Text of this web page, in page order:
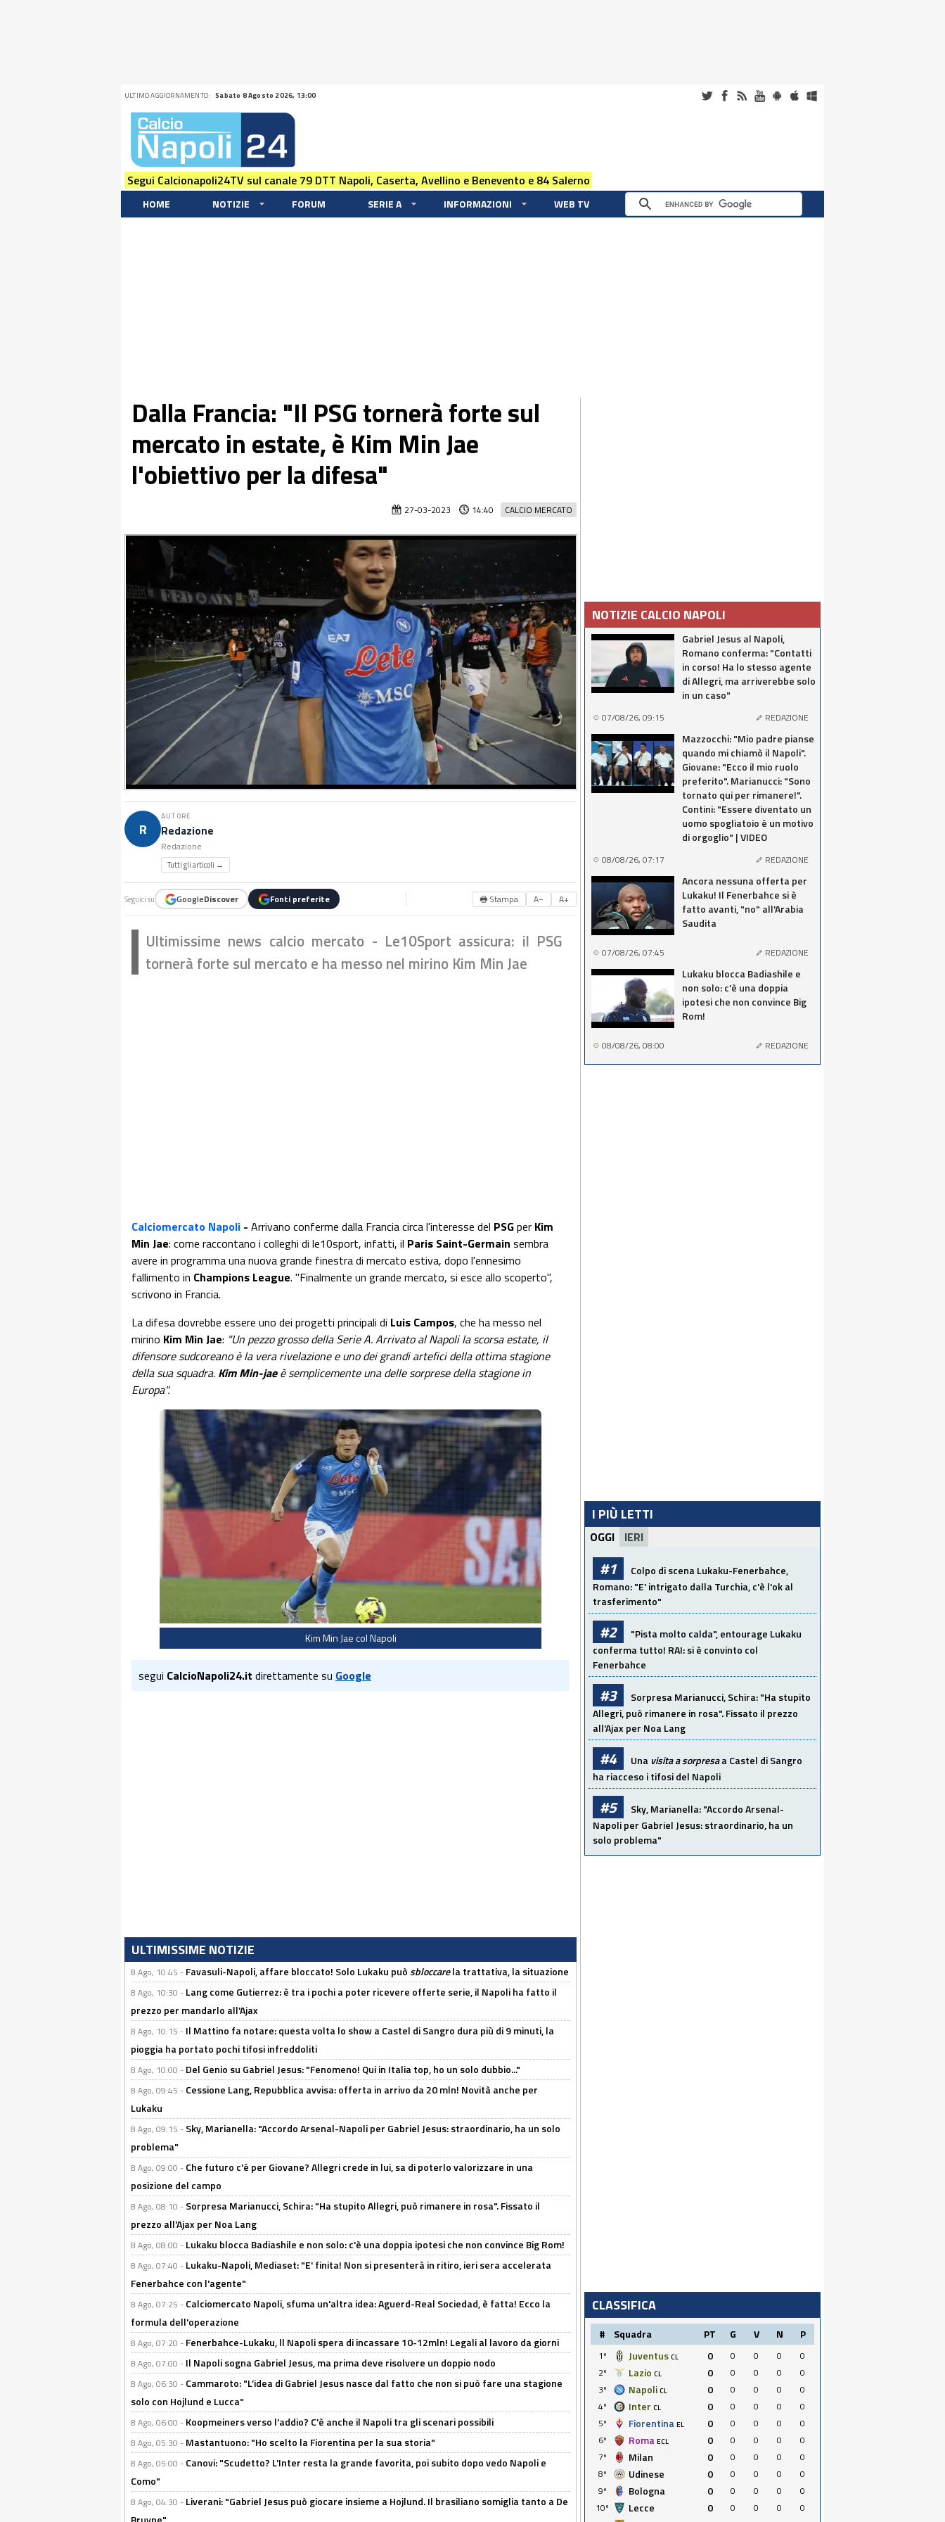
ULTIMO AGGIORNAMENTO: Sabato 8 Agosto 2026, 13:00
Segui Calcionapoli24TV sul canale 79 DTT Napoli, Caserta, Avellino e Benevento e 84 Salerno
HOME NOTIZIE FORUM SERIE A INFORMAZIONI WEB TV
Dalla Francia: "Il PSG tornerà forte sul
mercato in estate, è Kim Min Jae
l'obiettivo per la difesa"
CALCIO MERCATO
27-03-2023 14:40
R
AUTORE
Redazione
Redazione
Tutti gli articoli →
Seguici su GoogleDiscover Fonti preferite 🖶 Stampa A− A+
Ultimissime news calcio mercato - Le10Sport assicura: il PSG
tornerà forte sul mercato e ha messo nel mirino Kim Min Jae
Calciomercato Napoli - Arrivano conferme dalla Francia circa l'interesse del PSGper Kim
Min Jae: come raccontano i colleghi di le10sport, infatti, il Paris Saint-Germain sembra
avere in programma una nuova grande finestra di mercato estiva, dopo l'ennesimo
fallimento in Champions League. "Finalmente un grande mercato, si esce allo scoperto",
scrivono in Francia.
La difesa dovrebbe essere uno dei progetti principali di Luis Campos, che ha messo nel
mirino Kim Min Jae: "Un pezzo grosso della Serie A. Arrivato al Napoli la scorsa estate, il
difensore sudcoreano è la vera rivelazione e uno dei grandi artefici della ottima stagione
della sua squadra. Kim Min-jaeè semplicemente una delle sorprese della stagione in
Europa".
Kim Min Jae col Napoli
segui CalcioNapoli24.it direttamente su Google
ULTIMISSIME NOTIZIE
8 Ago, 10:45 - Favasuli-Napoli, affare bloccato! Solo Lukaku puòsbloccarela trattativa, la situazione
8 Ago, 10:30 - Lang come Gutierrez: è tra i pochi a poter ricevere offerte serie, il Napoli ha fatto il
prezzo per mandarlo all'Ajax
8 Ago, 10:15 - Il Mattino fa notare: questa volta lo show a Castel di Sangro dura più di 9 minuti, la
pioggia ha portato pochi tifosi infreddoliti
8 Ago, 10:00 - Del Genio su Gabriel Jesus: "Fenomeno! Qui in Italia top, ho un solo dubbio..."
8 Ago, 09:45 - Cessione Lang, Repubblica avvisa: offerta in arrivo da 20 mln! Novità anche per
Lukaku
8 Ago, 09:15 - Sky, Marianella: "Accordo Arsenal-Napoli per Gabriel Jesus: straordinario, ha un solo
problema"
8 Ago, 09:00 - Che futuro c'è per Giovane? Allegri crede in lui, sa di poterlo valorizzare in una
posizione del campo
8 Ago, 08:10 - Sorpresa Marianucci, Schira: "Ha stupito Allegri, può rimanere in rosa". Fissato il
prezzo all'Ajax per Noa Lang
8 Ago, 08:00 - Lukaku blocca Badiashile e non solo: c'è una doppia ipotesi che non convince Big Rom!
8 Ago, 07:40 - Lukaku-Napoli, Mediaset: "E' finita! Non si presenterà in ritiro, ieri sera accelerata
Fenerbahce con l'agente"
8 Ago, 07:25 - Calciomercato Napoli, sfuma un'altra idea: Aguerd-Real Sociedad, è fatta! Ecco la
formula dell'operazione
8 Ago, 07:20 - Fenerbahce-Lukaku, ll Napoli spera di incassare 10-12mln! Legali al lavoro da giorni
8 Ago, 07:00 - Il Napoli sogna Gabriel Jesus, ma prima deve risolvere un doppio nodo
8 Ago, 06:30 - Cammaroto: "L’idea di Gabriel Jesus nasce dal fatto che non si può fare una stagione
solo con Hojlund e Lucca"
8 Ago, 06:00 - Koopmeiners verso l'addio? C'è anche il Napoli tra gli scenari possibili
8 Ago, 05:30 - Mastantuono: "Ho scelto la Fiorentina per la sua storia"
8 Ago, 05:00 - Canovi: "Scudetto? L'Inter resta la grande favorita, poi subito dopo vedo Napoli e
Como"
8 Ago, 04:30 - Liverani: "Gabriel Jesus può giocare insieme a Hojlund. Il brasiliano somiglia tanto a De
NOTIZIE CALCIO NAPOLI
Gabriel Jesus al Napoli,
Romano conferma: "Contatti
in corso! Ha lo stesso agente
di Allegri, ma arriverebbe solo
in un caso"
07/08/26, 09:15 REDAZIONE
Mazzocchi: "Mio padre pianse
quando mi chiamò il Napoli".
Giovane: "Ecco il mio ruolo
preferito". Marianucci: "Sono
tornato qui per rimanere!".
Contini: "Essere diventato un
uomo spogliatoio è un motivo
di orgoglio" | VIDEO
08/08/26, 07:17 REDAZIONE
Ancora nessuna offerta per
Lukaku! Il Fenerbahce si è
fatto avanti, "no" all'Arabia
Saudita
07/08/26, 07:45 REDAZIONE
Lukaku blocca Badiashile e
non solo: c'è una doppia
ipotesi che non convince Big
Rom!
08/08/26, 08:00 REDAZIONE
I PIÙ LETTI
OGGI IERI
#1
Colpo di scena Lukaku-Fenerbahce,
Romano: "E' intrigato dalla Turchia, c'è l'ok al
trasferimento"
#2
"Pista molto calda", entourage Lukaku
conferma tutto! RAI: si è convinto col
Fenerbahce
#3
Sorpresa Marianucci, Schira: "Ha stupito
Allegri, può rimanere in rosa". Fissato il prezzo
all'Ajax per Noa Lang
#4 Una visita a sorpresaa Castel di Sangro
ha riacceso i tifosi del Napoli
#5
Sky, Marianella: "Accordo Arsenal-
Napoli per Gabriel Jesus: straordinario, ha un
solo problema"
CLASSIFICA
# Squadra PT G V N P
1º Juventus CL 0 0 0 0
0
2º
Lazio CL 0 0 0 0
0
3º
Napoli CL 0 0 0 0
0
4º
Inter CL 0 0 0 0
0
5º
Fiorentina EL 0 0 0 0
0
6º
Roma ECL 0 0 0 0
0
7º
Milan 0 0 0 0
0
8º
Udinese 0 0 0 0
0
9º
Bologna 0 0 0 0
0
10º
Lecce 0 0 0 0
0